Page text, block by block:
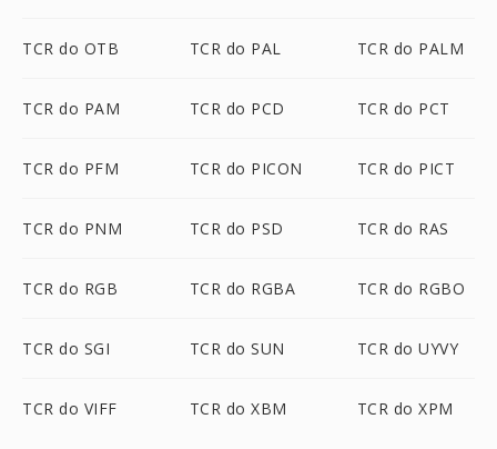
TCR do OTB TCR do PAL TCR do PALM
TCR do PAM TCR do PCD TCR do PCT
TCR do PFM TCR do PICON TCR do PICT
TCR do PNM TCR do PSD TCR do RAS
TCR do RGB TCR do RGBA TCR do RGBO
TCR do SGI TCR do SUN TCR do UYVY
TCR do VIFF TCR do XBM TCR do XPM